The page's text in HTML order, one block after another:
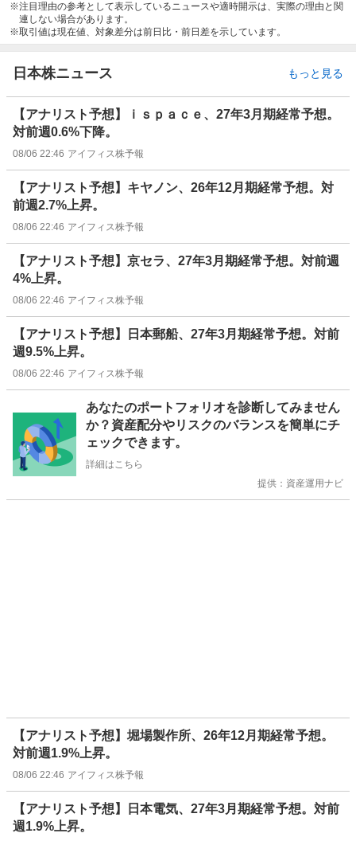
注目理由の参考として表示しているニュースや適時開示は、実際の理由と関
連しない場合があります。
取引値は現在値、対象差分は前日比・前日差を示しています。
日本株ニュース もっと見る
【アナリスト予想】ｉｓｐａｃｅ、27年3月期経常予想。
対前週0.6%下降。
08/06 22:46 アイフィス株予報
【アナリスト予想】キヤノン、26年12月期経常予想。対
前週2.7%上昇。
08/06 22:46 アイフィス株予報
【アナリスト予想】京セラ、27年3月期経常予想。対前週
4%上昇。
08/06 22:46 アイフィス株予報
【アナリスト予想】日本郵船、27年3月期経常予想。対前
週9.5%上昇。
08/06 22:46 アイフィス株予報
あなたのポートフォリオを診断してみません
か？資産配分やリスクのバランスを簡単にチ
ェックできます。
詳細はこちら
提供：資産運用ナビ
【アナリスト予想】堀場製作所、26年12月期経常予想。
対前週1.9%上昇。
08/06 22:46 アイフィス株予報
【アナリスト予想】日本電気、27年3月期経常予想。対前
週1.9%上昇。